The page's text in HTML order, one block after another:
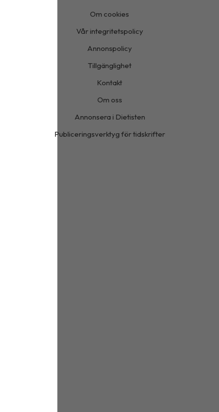
Om cookies
Vår integritetspolicy
Annonspolicy
Tillgänglighet
Kontakt
Om oss
Annonsera i Dietisten
Publiceringsverktyg för tidskrifter